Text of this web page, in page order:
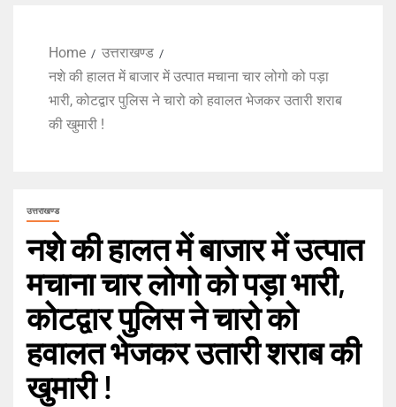
Home
उत्तराखण्ड
नशे की हालत में बाजार में उत्पात मचाना चार लोगो को पड़ा
भारी, कोटद्वार पुलिस ने चारो को हवालत भेजकर उतारी शराब
की खुमारी !
उत्तराखण्ड
नशे की हालत में बाजार में उत्पात
मचाना चार लोगो को पड़ा भारी,
कोटद्वार पुलिस ने चारो को
हवालत भेजकर उतारी शराब की
खुमारी !